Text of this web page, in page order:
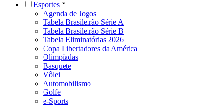
Esportes
Agenda de Jogos
Tabela Brasileirão Série A
Tabela Brasileirão Série B
Tabela Eliminatórias 2026
Copa Libertadores da América
Olimpíadas
Basquete
Vôlei
Automobilismo
Golfe
e-Sports